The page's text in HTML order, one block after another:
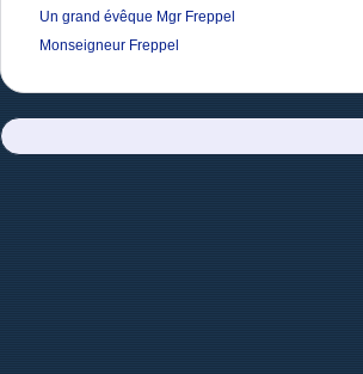
Un grand évêque Mgr Freppel
Monseigneur Freppel